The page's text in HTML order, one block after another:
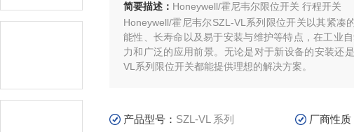
简要描述： Honeywell/霍尼韦尔限位开关 行程开关
Honeywell/霍尼韦尔SZL-VL系列限位开关以其紧凑
能性、长寿命以及易于安装与维护等特点，在工业
力和广泛的应用前景。无论是对于新设备的安装还
VL系列限位开关都能提供理想的解决方案。
产品型号： SZL-VL 系列 厂商性质